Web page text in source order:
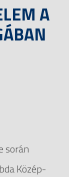
A
során
Közép-